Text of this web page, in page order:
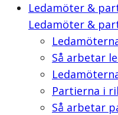
Ledamöter &
Ledamöter &
Så arbetar
Partierna i
Så arbetar